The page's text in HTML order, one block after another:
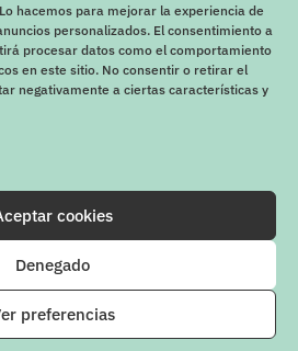
hacemos para mejorar la experiencia de
personalizados. El consentimiento a
procesar datos como el comportamiento
en este sitio. No consentir o retirar el
negativamente a ciertas características y
cookies
Denegado
preferencias
| Diseño y desarrollo